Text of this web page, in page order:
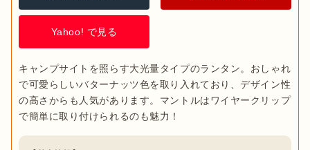
Yahoo! で見る
キャンプサイトを照らす大光量タイプのランタン。おしゃれ
で可愛らしいバターナッツ色を取り入れており、デザイン性
の高さからも人気があります。マントルはワイヤークリップ